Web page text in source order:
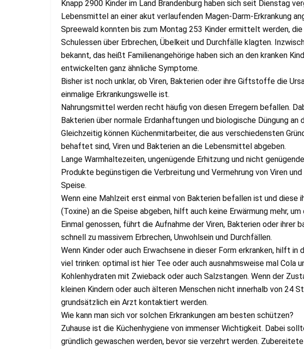
Knapp 2900 Kinder im Land Brandenburg haben sich seit Dienstag
Lebensmittel an einer akut verlaufenden Magen-Darm-Erkrankung
Spreewald konnten bis zum Montag 253 Kinder ermittelt werden,
Schulessen über Erbrechen, Übelkeit und Durchfälle klagten.
bekannt, das heißt Familienangehörige haben sich an den kranken
entwickelten ganz ähnliche Symptome.
Bisher ist noch unklar, ob Viren, Bakterien oder ihre Giftstoffe die
einmalige Erkrankungswelle ist.
Nahrungsmittel werden recht häufig von diesen Erregern befallen.
Bakterien über normale Erdanhaftungen und biologische Düngung
Gleichzeitig können Küchenmitarbeiter, die aus verschiedensten
behaftet sind, Viren und Bakterien an die Lebensmittel abgeben.
Lange Warmhaltezeiten, ungenügende Erhitzung und nicht
Produkte begünstigen die Verbreitung und Vermehrung von Viren
Speise.
Wenn eine Mahlzeit erst einmal von Bakterien befallen ist und
(Toxine) an die Speise abgeben, hilft auch keine Erwärmung mehr,
Einmal genossen, führt die Aufnahme der Viren, Bakterien oder ihrer
schnell zu massivem Erbrechen, Unwohlsein und Durchfällen.
Wenn Kinder oder auch Erwachsene in dieser Form erkranken, hilft in
viel trinken: optimal ist hier Tee oder auch ausnahmsweise mal Cola
Kohlenhydraten mit Zwieback oder auch Salzstangen. Wenn der
kleinen Kindern oder auch älteren Menschen nicht innerhalb von 24
grundsätzlich ein Arzt kontaktiert werden.
Wie kann man sich vor solchen Erkrankungen am besten schützen?
Zuhause ist die Küchenhygiene von immenser Wichtigkeit. Dabei
gründlich gewaschen werden, bevor sie verzehrt werden.